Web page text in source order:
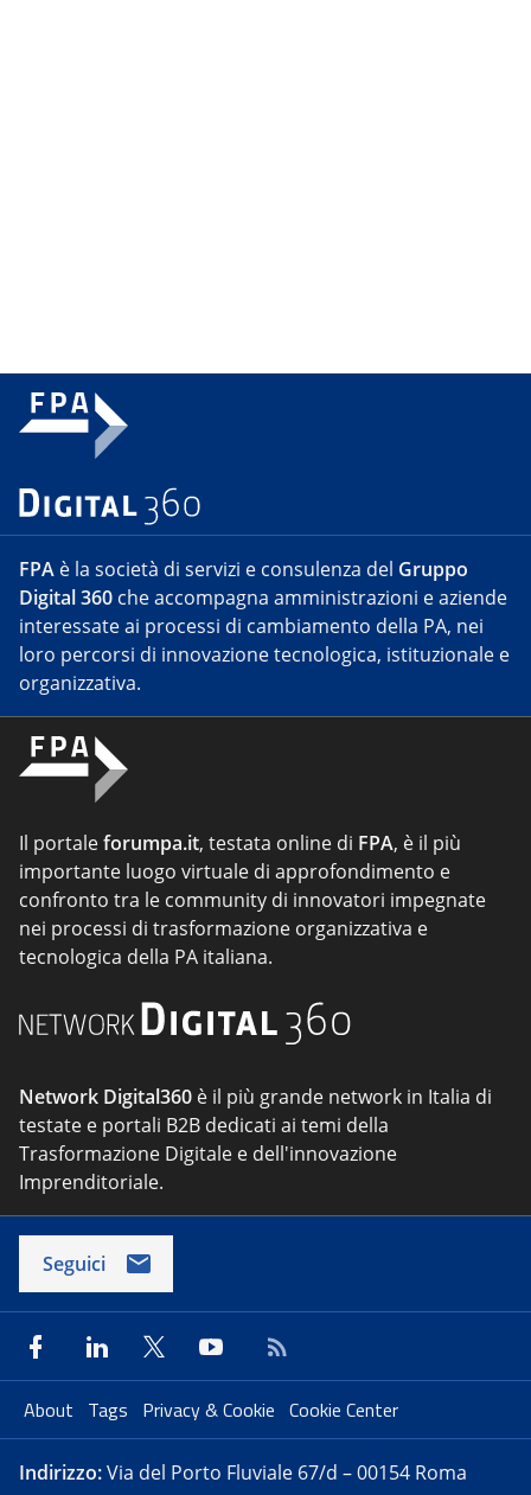
FPA è la società di servizi e consulenza del Gruppo
Digital 360 che accompagna amministrazioni e aziende
interessate ai processi di cambiamento della PA, nei
loro percorsi di innovazione tecnologica, istituzionale e
organizzativa.
Il portaleforumpa.it, testata online di FPA, è il più
importante luogo virtuale di approfondimento e
confronto tra le community di innovatori impegnate
nei processi di trasformazione organizzativa e
tecnologica della PA italiana.
Network Digital360 è il più grande network in Italia di
testate e portali B2B dedicati ai temi della
Trasformazione Digitale e dell'innovazione
Imprenditoriale.
Seguici
About Tags Privacy & Cookie Cookie Center
Indirizzo:Via del Porto Fluviale 67/d – 00154 Roma